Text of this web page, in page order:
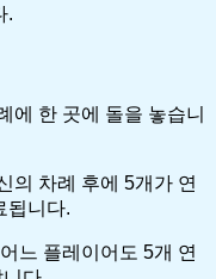
.
에 한 곳에 돌을 놓습니
의 차례 후에 5개가 연
됩니다.
느 플레이어도 5개 연